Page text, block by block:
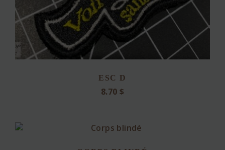
ESC D
8.70 $